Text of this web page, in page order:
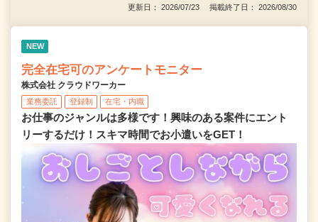
更新日： 2026/07/23 掲載終了日： 2026/08/30
NEW
完全在宅可のアンケートモニター
株式会社 クラウドワーカー
業務委託 登録制 在宅・内職
お仕事のジャンルは多様です！興味のある案件にエント
リーするだけ！スキマ時間でお小遣いをGET！